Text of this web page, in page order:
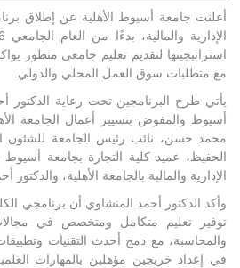
أعلنت جامعة أسيوط الأهلية عن إطلاق
استراتيجيتها لتقديم تعليم جامعي متطور
مع متطلبات سوق العمل المحلي والدولي.
يأتي طرح البرنامجين تحت رعاية الدكتور
أسيوط والمفوض بتسيير أعمال الجامعة
محمد حسن، نائب رئيس الجامعة للشئون
الحفيظ، عميد كلية التجارة بجامعة
الإدارية والمالية بالجامعة الأهلية، والدكتور
وأكد الدكتور أحمد المنشاوي أن برنامجي
توفير تعليم متكامل ومتخصص في مجالات
والمحاسبة، مع دمج أحدث التقنيات
في إعداد خريجين مؤهلين بالمهارات